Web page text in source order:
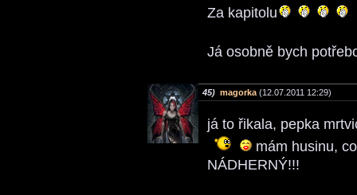
Za kapitolu
Já osobně bych
45) magorka (12.07.2011 12:29)
já to řikala, pepka
mám husinu,
NÁDHERNÝ!!!